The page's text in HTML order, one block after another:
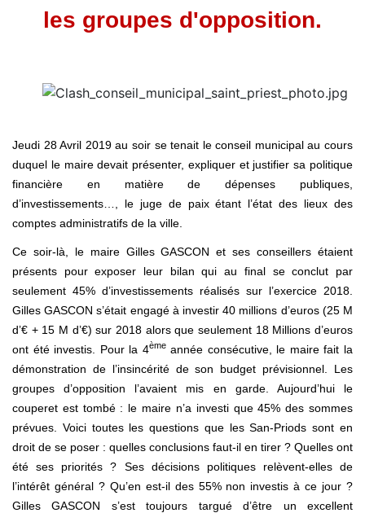
les groupes d'opposition.
Jeudi 28 Avril 2019 au soir se tenait le conseil municipal au cours
duquel le maire devait présenter, expliquer et justifier sa politique
financière en matière de dépenses publiques,
d’investissements…, le juge de paix étant l’état des lieux des
comptes administratifs de la ville.
Ce soir-là, le maire Gilles GASCON et ses conseillers étaient
présents pour exposer leur bilan qui au final se conclut par
seulement 45% d’investissements réalisés sur l’exercice 2018.
Gilles GASCON s’était engagé à investir 40 millions d’euros (25 M
d’€ + 15 M d’€) sur 2018 alors que seulement 18 Millions d’euros
ont été investis. Pour la 4èmeannée consécutive, le maire fait la
démonstration de l’insincérité de son budget prévisionnel. Les
groupes d’opposition l’avaient mis en garde. Aujourd’hui le
couperet est tombé : le maire n’a investi que 45% des sommes
prévues. Voici toutes les questions que les San-Priods sont en
droit de se poser : quelles conclusions faut-il en tirer ? Quelles ont
été ses priorités ? Ses décisions politiques relèvent-elles de
l’intérêt général ? Qu’en est-il des 55% non investis à ce jour ?
Gilles GASCON s’est toujours targué d’être un excellent